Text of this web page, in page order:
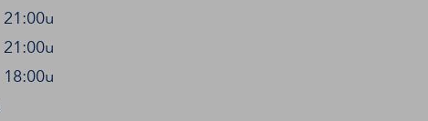
21:00u
21:00u
18:00u